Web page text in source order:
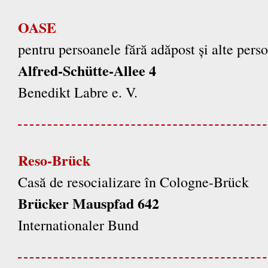
OASE
pentru persoanele fără adăpost și alte
Alfred-Schütte-Allee 4
Benedikt Labre e. V.
Reso-Brück
Casă de resocializare în Cologne-Brück
Brücker Mauspfad 642
Internationaler Bund